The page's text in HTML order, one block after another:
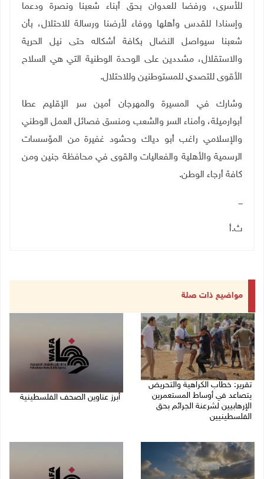
للأسرى، ورفضا للعدوان بحق أبناء شعبنا ونصرة ودعما
وإسنادا للقدس وأهلها ووفاء لأرضنا ورسالة للاحتلال، بأن
شعبنا سيواصل النضال بكافة أشكاله حتى نيل الحرية
والاستقلال، مشددين على الوحدة الوطنية التي هي السلاح
الأقوى للتصدي للمستوطنين وللاحتلال.
وشارك في المسيرة والمهرجان أمين سر الإقليم عطا
أبوارميلة، وأمناء السر والشعب ومنسق فصائل العمل الوطني
والإسلامي راغب أبو دياك وحشود غفيرة من المؤسسات
الرسمية والأهلية والفعاليات والقوى في محافظة جنين ومن
كافة أرجاء الوطن.
ـــ
ث.أ
مواضيع ذات صلة
تقرير: خطاب الكراهية والتحريض
يتصاعد في أوساط المستعمرين
الإرهابيين لشرعنة الجرائم بحق
الفلسطينيين
أبرز عناوين الصحف الفلسطينية